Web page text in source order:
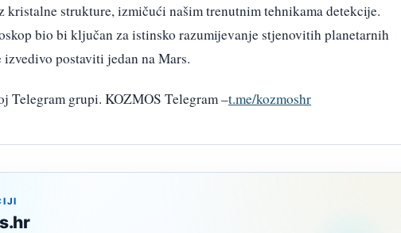
kristalne strukture, izmičući našim trenutnim tehnikama detekcije.
bio bi ključan za istinsko razumijevanje stjenovitih planetarnih
postaviti jedan na Mars.
Telegram grupi. KOZMOS Telegram –t.me/kozmoshr